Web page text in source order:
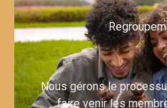
Nous gérons le
faire venir les